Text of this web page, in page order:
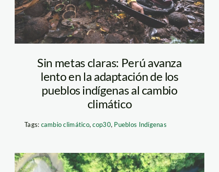
Sin metas claras: Perú avanza
lento en la adaptación de los
pueblos indígenas al cambio
climático
Tags: cambio climático,cop30, Pueblos Indígenas